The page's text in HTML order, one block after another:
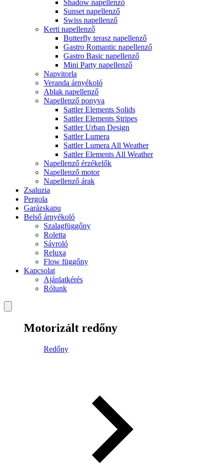
Shadow napellenző
Sunset napellenző
Swiss napellenző
Kerti napellenző
Butterfly terasz napellenző
Gastro Romantic napellenző
Gastro Basic napellenző
Mini Party napellenző
Napvitorla
Veranda árnyékoló
Ablak napellenző
Napellenző ponyva
Sattler Elements Solids
Sattler Elements Stripes
Sattler Urban Design
Sattler Lumera
Sattler Lumera All Weather
Sattler Elements All Weather
Napellenző érzékelők
Napellenző motor
Napellenző árak
Zsaluzia
Pergola
Garázskapu
Belső árnyékoló
Szalagfüggőny
Roletta
Sávroló
Reluxa
Flow függőny
Kapcsolat
Ajánlatkérés
Rólunk
Motorizált redőny
Redőny